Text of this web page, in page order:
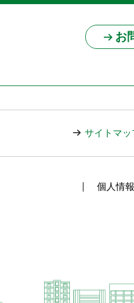
サイトマッ
個人情